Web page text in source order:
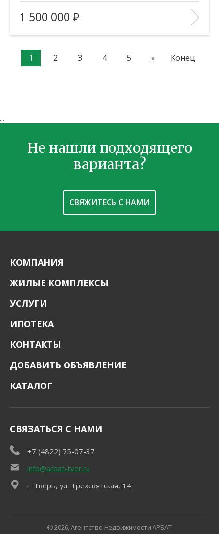
Площадь(общ. /жил. /кухня), м2:
—/—/—
Количество комнат:
—
Этаж:
—/—
В ИЗБРАННОЕ
1 500 000
1 2 3 4 5 » Конец
...
Не нашли подходящего
варианта?
СВЯЖИТЕСЬ С НАМИ
КОМПАНИЯ
ЖИЛЫЕ КОМПЛЕКСЫ
УСЛУГИ
ИПОТЕКА
КОНТАКТЫ
ДОБАВИТЬ ОБЪЯВЛЕНИЕ
КАТАЛОГ
СВЯЗАТЬСЯ С НАМИ
+7 (4822) 75-07-37
info@arbat-tver.ru
г. Тверь, ул. Трёхсвятская, 14
2026, Агентство Недвижимости АРБАТ